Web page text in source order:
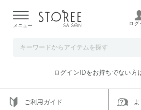
よる配送遅延が発生しております。
メニュー ログ
ご指定のアイテムは取り扱い終了、ま
トップへ戻る
ログインIDをお持ちでない方
ご利用ガイド